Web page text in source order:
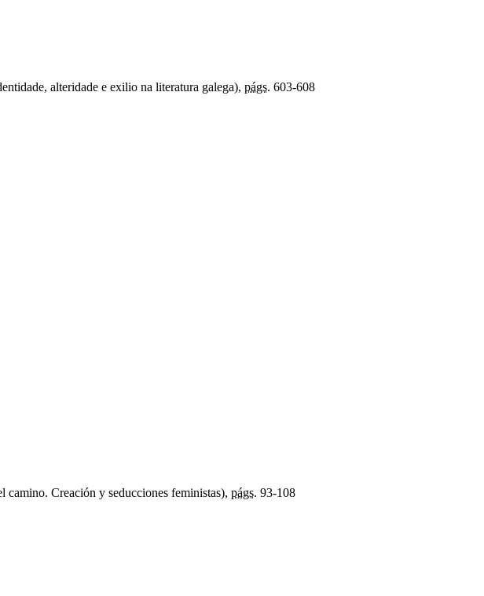
alteridade e exilio na literatura galega), págs. 603-608
camino. Creación y seducciones feministas), págs. 93-108